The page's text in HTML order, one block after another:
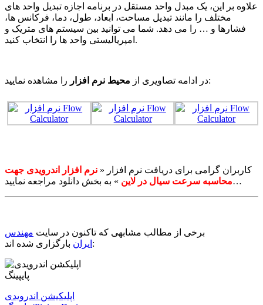
علاوه بر این، یک مبدل واحد مستقل در برنامه اجازه تبدیل واحد های
مختلف را مانند تبدیل مساحت، ابعاد، طول، دما، فرکانس ها،
فشارها و … را می دهد. شما می توانید بین سیستم های متریک و
امپریالیستی واحد ها را انتخاب کنید.
در ادامه تصاویری از محیط نرم افزار را مشاهده نمایید:
کاربران گرامی برای دریافت نرم افزار « نرم افزار اندرویدی جهت
محاسبه سرعت سیال در لاین» به بخش دانلود مراجعه نمایید…
برخی از مطالب مشابهی که تاکنون در سایت مهندس
ایران بارگزاری شده اند:
اپلیکیشن اندرویدی